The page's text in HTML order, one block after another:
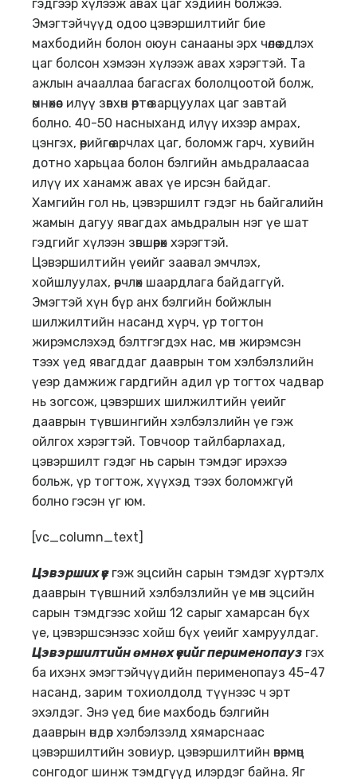
гэдгээр хүлээж авах цаг хэдийн болжээ.
Эмэгтэйчүүд одоо цэвэршилтийг бие
махбодийн болон оюун санааны эрх чөлөө эдлэх
цаг болсон хэмээн хүлээж авах хэрэгтэй. Та
ажлын ачааллаа багасгах бололцоотой болж,
өмнөхөөс илүү зөвхөн өөртөө зарцуулах цаг завтай
болно. 40-50 насныханд илүү ихээр амрах,
цэнгэх, өөрийгөө арчлах цаг, боломж гарч, хувийн
дотно харьцаа болон бэлгийн амьдралаасаа
илүү их ханамж авах үе ирсэн байдаг.
Хамгийн гол нь, цэвэршилт гэдэг нь байгалийн
жамын дагуу явагдах амьдралын нэг үе шат
гэдгийг хүлээн зөвшөөрөх хэрэгтэй.
Цэвэршилтийн үеийг заавал эмчлэх,
хойшлуулах, өөрчлөх шаардлага байдаггүй.
Эмэгтэй хүн бүр анх бэлгийн бойжлын
шилжилтийн насанд хүрч, үр тогтон
жирэмслэхэд бэлтгэгдэх нас, мөн жирэмсэн
тээх үед явагддаг дааврын том хэлбэлзлийн
үеэр дамжиж гардгийн адил үр тогтох чадвар
нь зогсож, цэвэрших шилжилтийн үеийг
дааврын түвшингийн хэлбэлзлийн үе гэж
ойлгох хэрэгтэй. Товчоор тайлбарлахад,
цэвэршилт гэдэг нь сарын тэмдэг ирэхээ
больж, үр тогтож, хүүхэд тээх боломжгүй
болно гэсэн үг юм.
[vc_column_text]
Цэвэрших үегэж эцсийн сарын тэмдэг хүртэлх
дааврын түвшний хэлбэлзлийн үе мөн эцсийн
сарын тэмдгээс хойш 12 сарыг хамарсан бүх
үе, цэвэршсэнээс хойш бүх үеийг хамруулдаг.
Цэвэршилтийн өмнөх үеийг перименопауз гэх
ба ихэнх эмэгтэйчүүдийн перименопауз 45-47
насанд, зарим тохиолдолд түүнээс ч эрт
эхэлдэг. Энэ үед бие махбодь бэлгийн
дааврын өндөр хэлбэлзэлд хямарснаас
цэвэршилтийн зовиур, цэвэршилтийн өвөрмөц
сонгодог шинж тэмдгүүд илэрдэг байна. Яг